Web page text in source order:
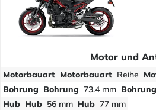
Motor und
Motorbauart Motorbauart Reihe
Bohrung Bohrung 73.4 mm Bohrung
Hub Hub 56 mm Hub 77 mm